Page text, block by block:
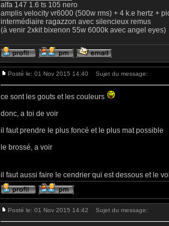
alfa 147 1.6 ts 105 nero
amplis velocity vr6000 (500w rms) + 4 k.e hertz +
intermédiaire ragazzon avec silencieux remus
(à venir 2xkit bixenon 55w 6000k avec angel eyes)
Posté le: 01 Nov 2015 14:40 Sujet du message:
ce sont les gouts et les couleurs
donc, a toi de voir
il faut prendre le plus foncé et le plus mat possible
le brossé, a voir
il faut aussi faire le cendrier qui est dessous et le
Posté le: 01 Nov 2015 14:42 Sujet du message: